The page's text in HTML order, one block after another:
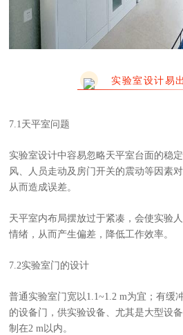
实验室设计易
7.1天平室问题
实验室设计中容易忽略天平室台面的稳
风、人员走动及房门开关的震动等因素
从而造成误差。
天平室内布局摆放过于紧凑，会使实验
情绪，从而产生偏差，降低工作效率。
7.2实验室门的设计
普通实验室门宽以1.1~1.2 m为宜；有缓
的设备门，供实验设备、尤其是大型设
制在2 m以内。